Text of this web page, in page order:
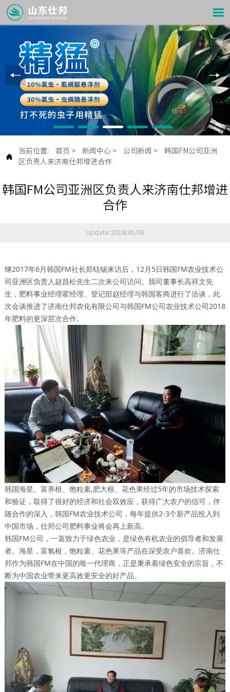


当前位置: 首页 > 新闻中心 > 公司新闻 >
韩国FM公司亚洲
区负责人来济南仕邦增进合作
韩国FM公司亚洲区负责人来济南仕邦增进
合作
Update:2018/05/03
继2017年6月韩国FM社长郑铉锡来访后，12月5日韩国FM农业技术公
司亚洲区负责人赵昌松先生二次来公司访问。我司董事长高祥文先
生，肥料事业经理霍经理、登记部赵经理与韩国客商进行了洽谈，此
次会谈推进了济南仕邦农化有限公司与韩国FM公司农业技术公司2018
年肥料的更深层次合作。
韩国海星、富养根、饱粒素,肥大根、花色果经过5年的市场技术探索
和验证，取得了很好的经济和社会双效应，获得广大农户的信可，伴
随合作的深入，韩国FM农业技术公司，每年提供2-3个新产品投入到
中国市场，仕邦公司肥料事业将会再上新高。
韩国FM公司，一直致力于绿色农业，是绿色有机农业的倡导者和发展
者。海星，富氧根，饱粒素、花色果等产品在深受农户喜欢。济南仕
邦作为韩国FM在中国的唯一代理商，正是秉承着绿色安全的宗旨，不
断为中国农业带来更高效更安全的好产品。